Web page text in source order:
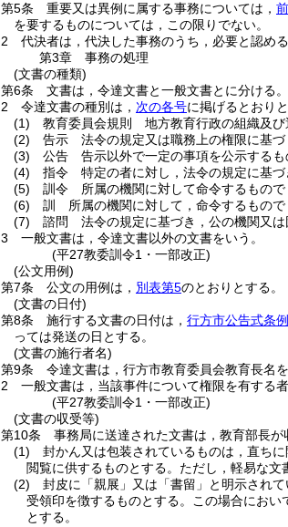
第5条
重要又は異例に属する事務については，
を要するものについては，この限りでない。
2
代決者は，代決した事務のうち，必要と認め
第3章
事務の処理
(文書の種類)
第6条
文書は，令達文書と一般文書とに分ける。
2
令達文書の種別は， 次の各号に掲げるとおり
(1)
教育委員会規則 地方教育行政の組織及び
(2)
告示 法令の規定又は職務上の権限に基づ
(3)
公告 告示以外で一定の事項を公示するも
(4)
指令 特定の者に対し，法令の規定に基づ
(5)
訓令 所属の機関に対して命令するもので
(6)
訓 所属の機関に対して，命令するもので
(7)
諮問 法令の規定に基づき，公の機関又は
3
一般文書は，令達文書以外の文書をいう。
(平27教委訓令1・一部改正)
(公文用例)
第7条
公文の用例は， 別表第5のとおりとする。
(文書の日付)
第8条
施行する文書の日付は， 行方市公告式条例
っては発送の日とする。
(文書の施行者名)
第9条
令達文書は，行方市教育委員会教育長名
2
一般文書は，当該事件について権限を有する
(平27教委訓令1・一部改正)
(文書の収受等)
第10条
事務局に送達された文書は，教育部長が
(1)
封かん又は包装されているものは，直ち
閲覧に供するものとする。 ただし，軽易な文
(2)
封皮に「親展」又は「書留」と明示され
受領印を徴するものとする。
この場合におい
とする。